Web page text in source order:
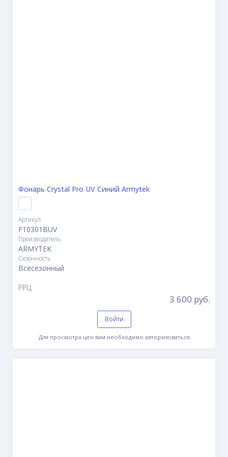
Фонарь Crystal Pro UV Синий Armytek
Артикул
F10301BUV
Производитель
ARMYTEK
Сезонность
Всесезонный
РРЦ
3 600 руб.
Войти
Для просмотра цен вам необходимо авторизоваться